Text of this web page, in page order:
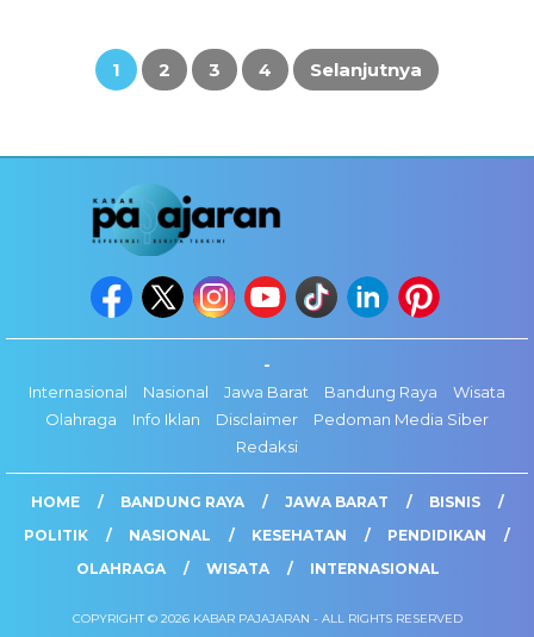
Paginasi
1 2 3 4 Selanjutnya
-
Internasional
Nasional Jawa Barat Bandung Raya
Wisata
Olahraga
Info Iklan Disclaimer
Pedoman Media Siber
Redaksi
HOME BANDUNG RAYA JAWA BARAT
BISNIS
POLITIK
NASIONAL KESEHATAN
PENDIDIKAN
OLAHRAGA
WISATA INTERNASIONAL
COPYRIGHT © 2026 KABAR PAJAJARAN - ALL RIGHTS RESERVED